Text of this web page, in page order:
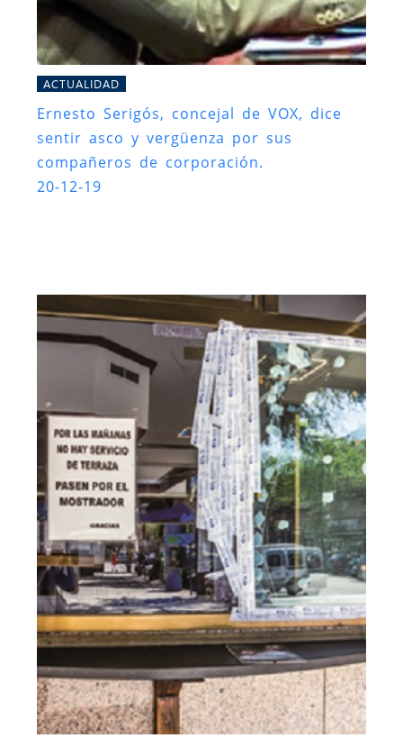
ACTUALIDAD
Ernesto Serigós, concejal de VOX, dice
sentir asco y vergüenza por sus
compañeros de corporación.
20-12-19